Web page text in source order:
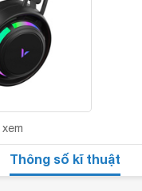
Thông số kĩ thuật